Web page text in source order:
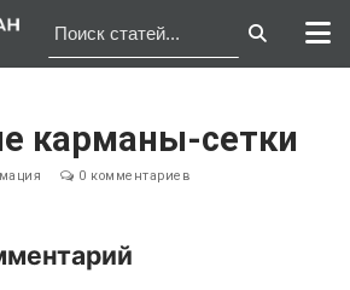
карманы-сетки
0 комментариев